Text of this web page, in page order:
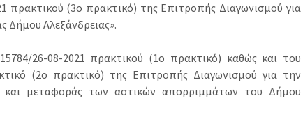
πρακτικού (3ο πρακτικό) της Επιτροπής Διαγωνισμού για
Δήμου Αλεξάνδρειας».
26-08-2021 πρακτικού (1ο πρακτικό) καθώς και του
(2ο πρακτικό) της Επιτροπής Διαγωνισμού για την
και μεταφοράς των αστικών απορριμμάτων του Δήμου